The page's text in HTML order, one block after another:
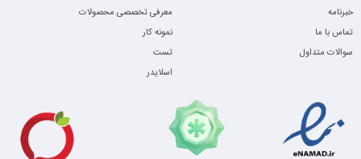
خبرنامه
تماس با ما
سوالات متداول
معرفی تخصصی محصولات
نمونه کار
تست
اسلایدر